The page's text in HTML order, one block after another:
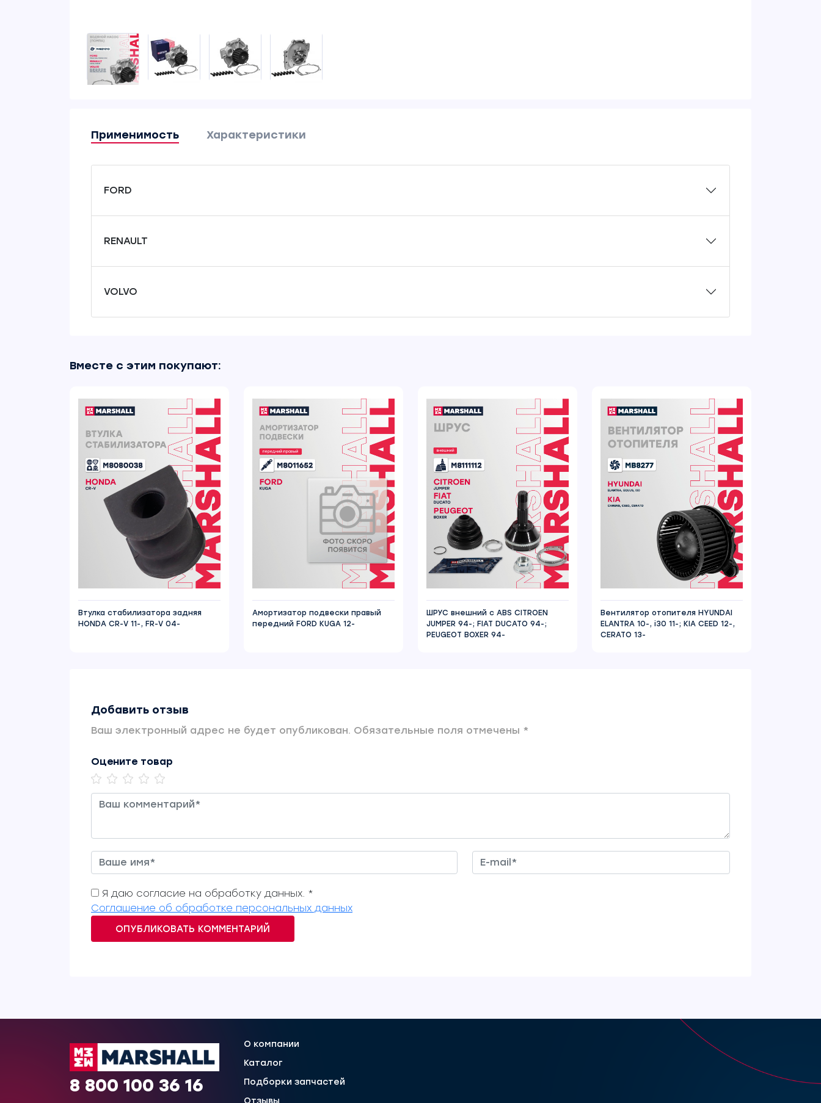
Применимость Характеристики
FORD
RENAULT
VOLVO
Вместе с этим покупают:
Втулка стабилизатора задняя
HONDA CR-V 11-, FR-V 04-
Амортизатор подвески правый
передний FORD KUGA 12-
ШРУС внешний с ABS CITROEN
JUMPER 94-; FIAT DUCATO 94-;
PEUGEOT BOXER 94-
Вентилятор отопителя HYUNDAI
ELANTRA 10-, i30 11-; KIA CEED 12-,
CERATO 13-
Добавить отзыв
Ваш электронный адрес не будет опубликован. Обязательные поля отмечены *
Оцените товар
Я даю согласие на обработку данных. *
Соглашение об обработке персональных данных
ОПУБЛИКОВАТЬ КОММЕНТАРИЙ
8 800 100 36 16
О компании
Каталог
Подборки запчастей
Отзывы